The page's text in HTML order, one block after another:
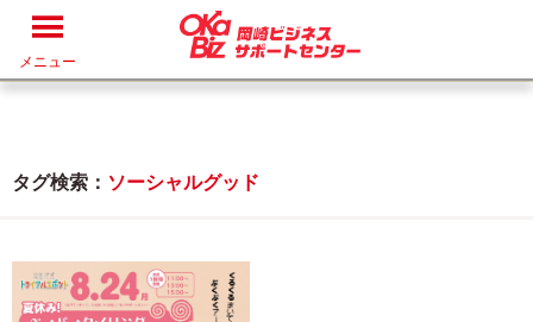
メニュー
タグ検索： ソーシャルグッド